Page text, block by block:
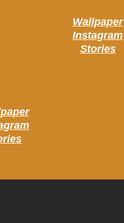
Wallpaper
Instagram
Stories